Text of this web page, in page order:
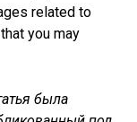
related to
you may
была